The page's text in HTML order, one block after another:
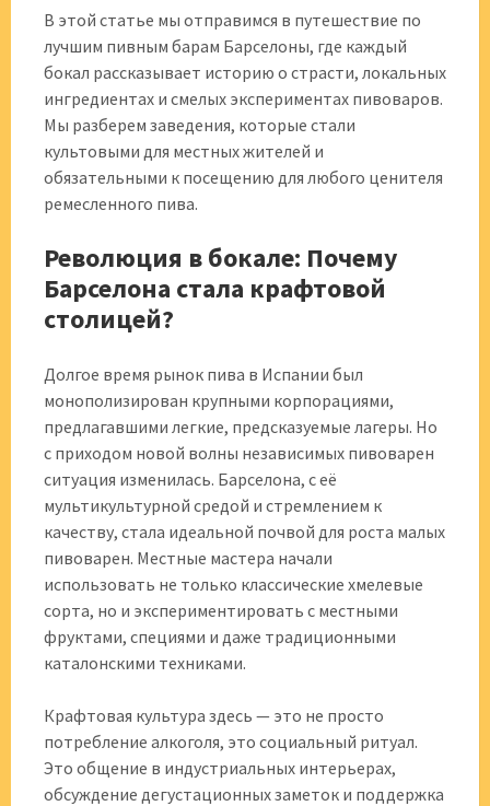
В этой статье мы отправимся в путешествие по
лучшим пивным барам Барселоны, где каждый
бокал рассказывает историю о страсти, локальных
ингредиентах и смелых экспериментах пивоваров.
Мы разберем заведения, которые стали
культовыми для местных жителей и
обязательными к посещению для любого ценителя
ремесленного пива.
Революция в бокале: Почему
Барселона стала крафтовой
столицей?
Долгое время рынок пива в Испании был
монополизирован крупными корпорациями,
предлагавшими легкие, предсказуемые лагеры. Но
с приходом новой волны независимых пивоварен
ситуация изменилась. Барселона, с её
мультикультурной средой и стремлением к
качеству, стала идеальной почвой для роста малых
пивоварен. Местные мастера начали
использовать не только классические хмелевые
сорта, но и экспериментировать с местными
фруктами, специями и даже традиционными
каталонскими техниками.
Крафтовая культура здесь — это не просто
потребление алкоголя, это социальный ритуал.
Это общение в индустриальных интерьерах,
обсуждение дегустационных заметок и поддержка